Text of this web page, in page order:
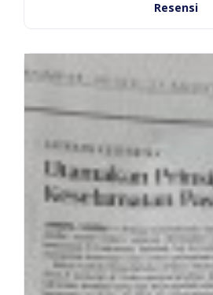
Resensi